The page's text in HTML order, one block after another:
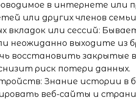
в интернете
или других членов
вкладок или сессий:
неожиданно выходите из
восстановить закрытые
риск потери данных.
Знание истории в
веб-сайты и